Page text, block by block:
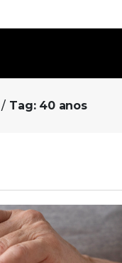
Tag: 40 anos